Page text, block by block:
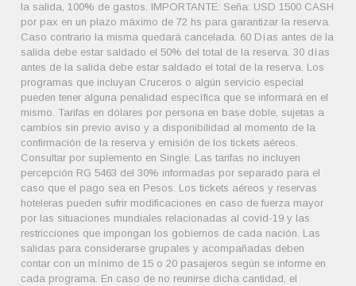
la salida, 100% de gastos. IMPORTANTE: Seña: USD 1500 CASH
por pax en un plazo máximo de 72 hs para garantizar la reserva.
Caso contrario la misma quedará cancelada. 60 Días antes de la
salida debe estar saldado el 50% del total de la reserva. 30 días
antes de la salida debe estar saldado el total de la reserva. Los
programas que incluyan Cruceros o algún servicio especial
pueden tener alguna penalidad específica que se informará en el
mismo. Tarifas en dólares por persona en base doble, sujetas a
cambios sin previo aviso y a disponibilidad al momento de la
confirmación de la reserva y emisión de los tickets aéreos.
Consultar por suplemento en Single. Las tarifas no incluyen
percepción RG 5463 del 30% informadas por separado para el
caso que el pago sea en Pesos. Los tickets aéreos y reservas
hoteleras pueden sufrir modificaciones en caso de fuerza mayor
por las situaciones mundiales relacionadas al covid-19 y las
restricciones que impongan los gobiernos de cada nación. Las
salidas para considerarse grupales y acompañadas deben
contar con un mínimo de 15 o 20 pasajeros según se informe en
cada programa. En caso de no reunirse dicha cantidad, el